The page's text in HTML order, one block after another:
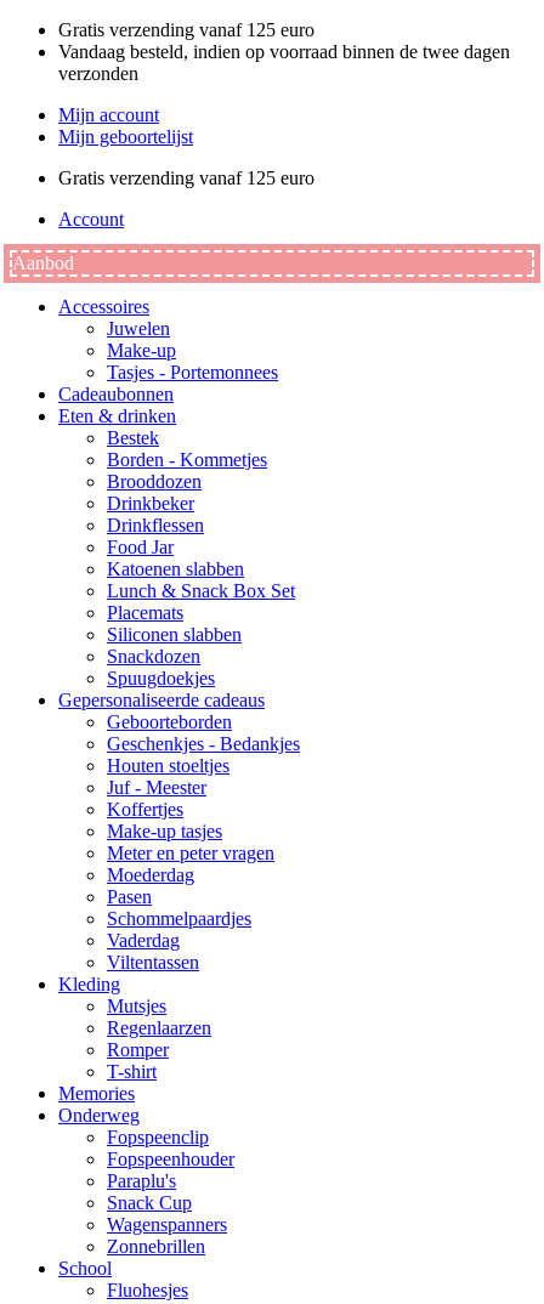
naar
Gratis verzending vanaf 125 euro
Vandaag besteld, indien op voorraad binnen de twee dagen
verzonden
Mijn account
Mijn geboortelijst
Gratis verzending vanaf 125 euro
Account
Aanbod
Accessoires
Juwelen
Make-up
Tasjes - Portemonnees
Cadeaubonnen
Eten & drinken
Bestek
Borden - Kommetjes
Brooddozen
Drinkbeker
Drinkflessen
Food Jar
Katoenen slabben
Lunch & Snack Box Set
Placemats
Siliconen slabben
Snackdozen
Spuugdoekjes
Gepersonaliseerde cadeaus
Geboorteborden
Geschenkjes - Bedankjes
Houten stoeltjes
Juf - Meester
Koffertjes
Make-up tasjes
Meter en peter vragen
Moederdag
Pasen
Schommelpaardjes
Vaderdag
Viltentassen
Kleding
Mutsjes
Regenlaarzen
Romper
T-shirt
Memories
Onderweg
Fopspeenclip
Fopspeenhouder
Paraplu's
Snack Cup
Wagenspanners
Zonnebrillen
School
Fluohesjes